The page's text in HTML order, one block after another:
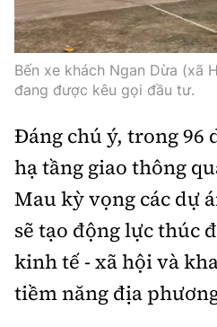
Nhà thầu
Mời thầu - Đấu thầu
Gương sáng giao thông
Âm nhạc
Hậu trường sao
360 độ thể thao
Sản phẩm mới
Tư vấn
Thế giới
Thời sự Quốc tế
Hồ sơ tài liệu
Thế giới giao thông
Thế giới xây dựng
Đi ++
Du lịch
Khám phá
Lối sống
Ẩm thực
Thời sự
Khám phá
Camera giao thông
Câu chuyện giao thông
Cơ quan chủ quản: Bộ Xây
Bến xe khách Ngan Dừa (xã
đang được kêu gọi đầu tư.
Đáng chú ý, trong 96
hạ tầng giao thông
Mau kỳ vọng các dự
sẽ tạo động lực thúc
kinh tế - xã hội và
tiềm năng địa